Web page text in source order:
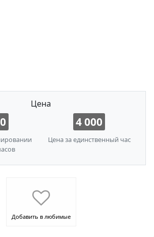
Цена
4 000
Цена за единственный час
Добавить в любимые